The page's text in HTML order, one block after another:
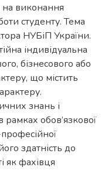
на виконання
студенту. Тема
НУБіП України.
індивідуальна
бізнесового або
що містить
знань і
обов’язкової
здатність до
як фахівця